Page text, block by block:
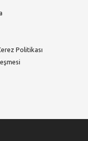
Politikası